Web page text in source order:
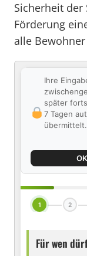
Sicherheit der
Förderung
alle
Ihre
später
7 Tagen
übermittelt.
OK
1 2
Für wen